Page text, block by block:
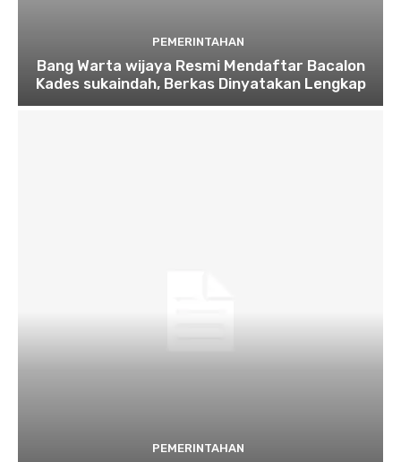
PEMERINTAHAN
Bang Warta wijaya Resmi Mendaftar Bacalon
Kades sukaindah, Berkas Dinyatakan Lengkap
PEMERINTAHAN